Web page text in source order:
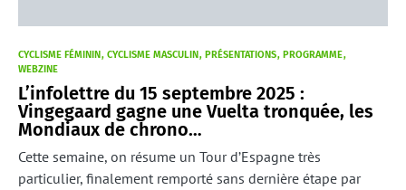
CYCLISME FÉMININ CYCLISME MASCULIN PRÉSENTATIONS
PROGRAMME
WEBZINE
L’infolettre du 15 septembre 2025 :
Vingegaard gagne une Vuelta tronquée, les
Mondiaux de chrono…
Cette semaine, on résume un Tour d’Espagne très
particulier, finalement remporté sans dernière étape par